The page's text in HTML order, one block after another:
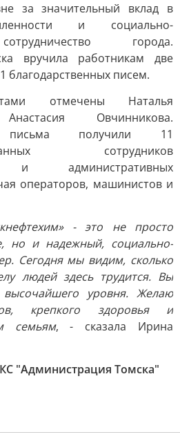
за значительный вклад в
и социально-
города.
вручила работникам две
благодарственных писем.
отмечены Наталья
Овчинникова.
письма получили 11
сотрудников
и административных
операторов, машинистов и
- это не просто
но и надежный, социально-
Сегодня мы видим, сколько
людей здесь трудится. Вы
высочайшего уровня. Желаю
крепкого здоровья и
семьям, - сказала Ирина
"Администрация Томска"